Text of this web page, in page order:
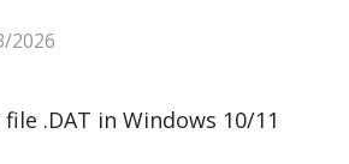
2026
.DAT in Windows 10/11